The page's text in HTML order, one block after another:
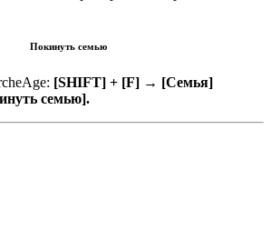
Покинуть семью
[SHIFT] + [F] → [Семья]
семью].